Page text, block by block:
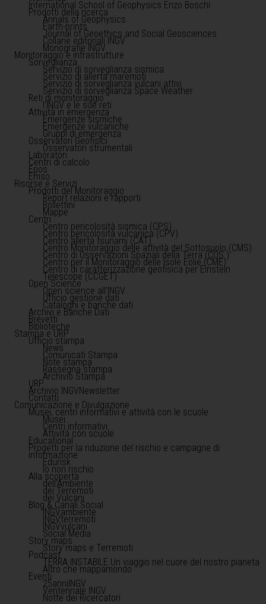
International School of Geophysics Enzo Boschi
Prodotti della ricerca
Annals of Geophysics
Earth-prints
Journal of Geoethics and Social Geosciences
Collane editoriali INGV
Monografie INGV
Monitoraggio e infrastrutture
Sorveglianza
Servizio di sorveglianza sismica
Servizio di allerta maremoti
Servizio di sorveglianza vulcani attivi
Servizio di sorveglianza Space Weather
Reti di monitoraggio
l'INGV e le sue reti
Attività in emergenza
Emergenze sismiche
Emergenze vulcaniche
Gruppi di emergenza
Osservatori Geofisici
Osservatori strumentali
Laboratori
Centri di calcolo
Epos
Emso
Risorse e Servizi
Prodotti del Monitoraggio
Report relazioni e rapporti
Bollettini
Mappe
Centri
Centro pericolosità sismica (CPS)
Centro pericolosità vulcanica (CPV)
Centro allerta tsunami (CAT)
Centro Monitoraggio delle attività del Sottosuolo (CMS)
Centro di Osservazioni Spaziali della Terra (COS )
Centro per il Monitoraggio delle Isole Eolie (CME)
Centro di caratterizzazione geofisica per Einstein
Telescope (CCGET)
Open Science
Open science all'INGV
Ufficio gestione dati
Cataloghi e banche dati
Archivi e Banche Dati
Brevetti
Biblioteche
Stampa e URP
Ufficio stampa
News
Comunicati Stampa
Note stampa
Rassegna stampa
Archivio Stampa
URP
Archivio INGVNewsletter
Contatti
Comunicazione e Divulgazione
Musei, centri informativi e attività con le scuole
Musei
Centri informativi
Attività con scuole
Educational
Progetti per la riduzione del rischio e campagne di
informazione
Edurisk
Io non rischio
Alla scoperta
dell'Ambiente
dei Terremoti
dei Vulcani
Blog & Canali Social
INGVambiente
INGVterremoti
INGVvulcani
Social Media
Story maps
Story maps e Terremoti
Podcast
TERRA INSTABILE Un viaggio nel cuore del nostro pianeta
Altro che mappamondo
Eventi
25anniINGV
Ventennale INGV
Notte dei Ricercatori